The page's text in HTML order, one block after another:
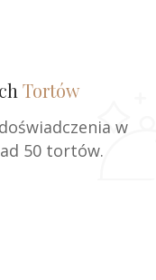
Tortów
w
50 tortów.